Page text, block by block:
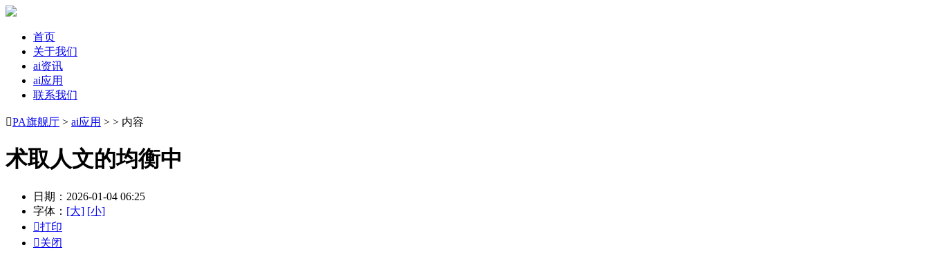
首页
关于我们
ai资讯
ai应用
联系我们
PA旗舰厅 > ai应用 > > 内容
术取人文的均衡中
日期：2026-01-04 06:25
字体： [大] [小]
打印
关闭